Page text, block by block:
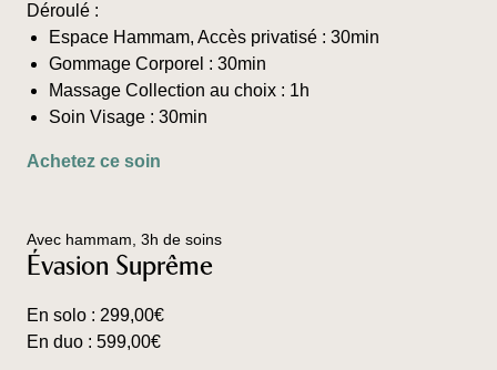
sur
la
page
du
Déroulé :
Espace Hammam, Accès privatisé : 30min
Gommage Corporel : 30min
Massage Collection au choix : 1h
Soin Visage : 30min
Achetez ce soin
variations.
Les
Avec hammam, 3h de soins
Évasion Suprême
En solo : 299,00€
En duo : 599,00€